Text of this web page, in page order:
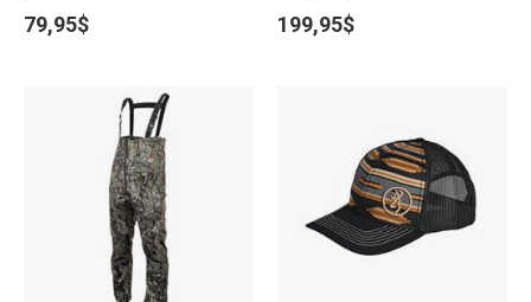
79,95$ 199,95$